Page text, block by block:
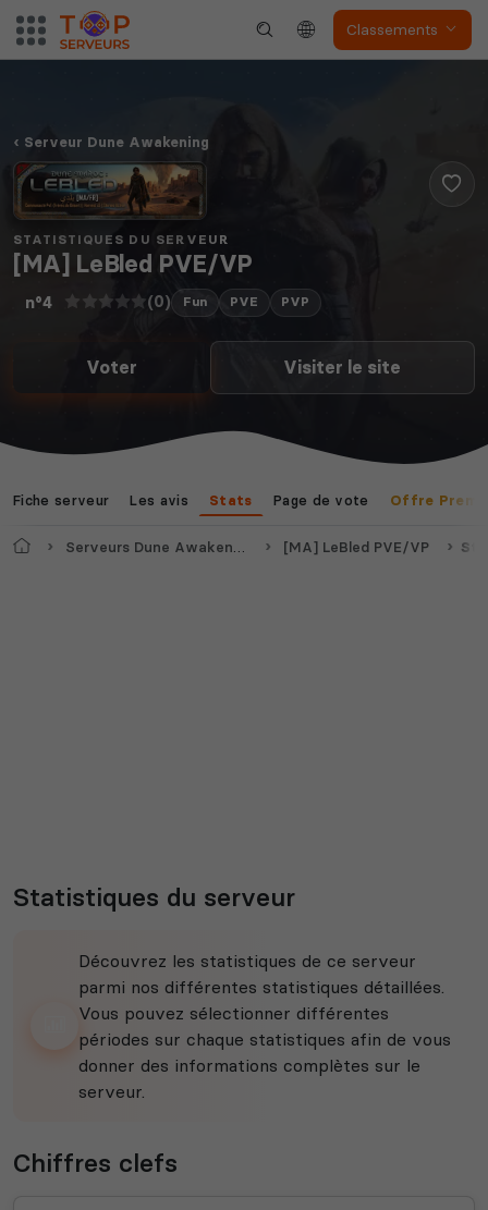
Classements
Serveur Dune Awakening
STATISTIQUES DU SERVEUR
[MA] LeBled PVE/VP
n°4 (0) Fun PVE PVP
Voter Visiter le site
Fiche serveur Les avis Stats Page de vote Offre
AccueilServeurs Dune Awakening [MA] LeBled PVE/VP
Statistiques du serveur
Découvrez les statistiques de ce serveur
parmi nos différentes statistiques détaillées.
Vous pouvez sélectionner différentes
périodes sur chaque statistiques afin de vous
donner des informations complètes sur le
serveur.
Chiffres clefs